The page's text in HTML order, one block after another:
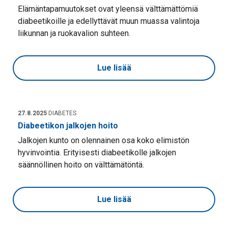
Elämäntapamuutokset ovat yleensä välttämättömiä
diabeetikoille ja edellyttävät muun muassa valintoja
liikunnan ja ruokavalion suhteen.
Lue lisää
27.8.2025 DIABETES
Diabeetikon jalkojen hoito
Jalkojen kunto on olennainen osa koko elimistön
hyvinvointia. Erityisesti diabeetikolle jalkojen
säännöllinen hoito on välttämätöntä.
Lue lisää